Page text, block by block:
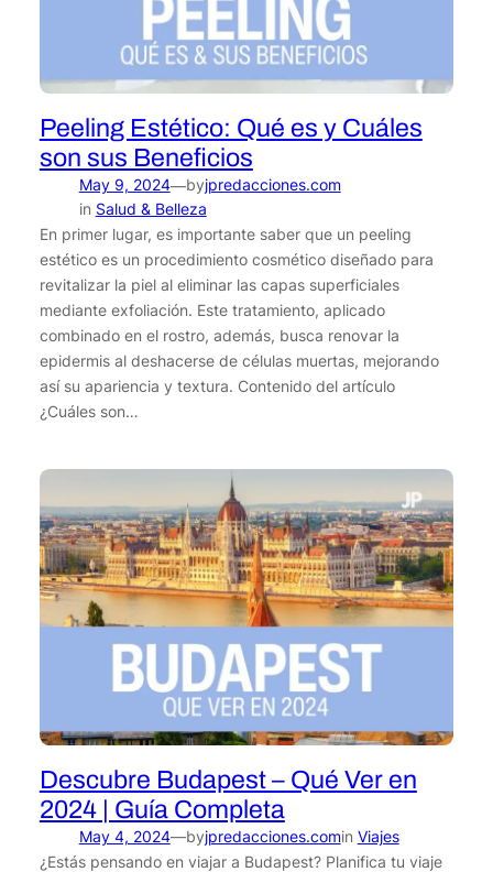
Peeling Estético: Qué es y Cuáles
son sus Beneficios
May 9, 2024—byjpredacciones.com
in Salud & Belleza
En primer lugar, es importante saber que un peeling
estético es un procedimiento cosmético diseñado para
revitalizar la piel al eliminar las capas superficiales
mediante exfoliación. Este tratamiento, aplicado
combinado en el rostro, además, busca renovar la
epidermis al deshacerse de células muertas, mejorando
así su apariencia y textura. Contenido del artículo
¿Cuáles son…
Descubre Budapest – Qué Ver en
2024 | Guía Completa
May 4, 2024—byjpredacciones.comin Viajes
¿Estás pensando en viajar a Budapest? Planifica tu viaje